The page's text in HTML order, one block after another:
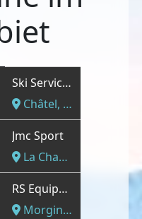
Ski Services Henri Gonon
Châtel, Hochsavoyen
Jmc Sport
La Chapelle d´Abondance, Hochsavoyen
RS Equipement
Morgins, Hochsavoyen